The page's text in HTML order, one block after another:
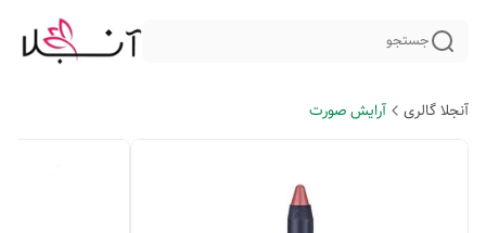
جستجو
آنجلا گالری آرایش صورت